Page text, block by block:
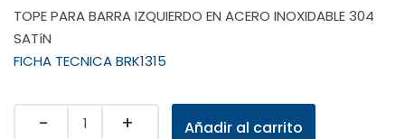
TOPE PARA BARRA IZQUIERDO EN ACERO INOXIDABLE 304
SATíN
FICHA TECNICA BRK1315
Quantity Añadir al carrito